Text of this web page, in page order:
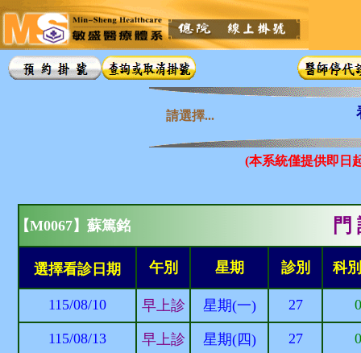
請選擇...
(本系統僅提供即日
【M0067】蘇篤銘 門
選擇看診日期 午別 星期 診別 科
115/08/10 早上診 星期(一) 27
115/08/13 早上診 星期(四) 27